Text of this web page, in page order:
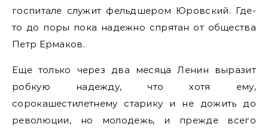
госпитале служит фельдшером Юровский. Где-
то до поры пока надежно спрятан от общества
Петр Ермаков.
Еще только через два месяца Ленин выразит
робкую надежду, что хотя ему,
сорокашестилетнему старику и не дожить до
революции, но молодежь, и прежде всего